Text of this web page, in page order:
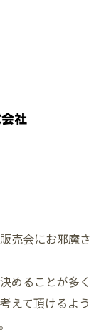
売会にお邪魔さ
めることが多く
えて頂けるよう